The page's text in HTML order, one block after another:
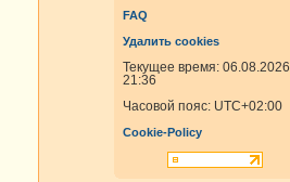
FAQ
Удалить cookies
Текущее время: 06.08.2026
21:36
Часовой пояс: UTC+02:00
Cookie-Policy